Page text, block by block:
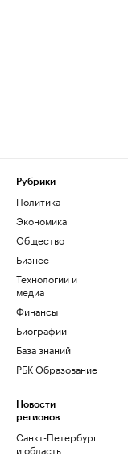
Рубрики
Политика
Экономика
Общество
Бизнес
Технологии и
медиа
Финансы
Биографии
База знаний
РБК Образование
Новости
регионов
Санкт-Петербург
и область